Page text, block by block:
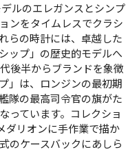
ルのエレガンスとシンプ
ンをタイムレスでクラシ
らの時計には、卓越した
ップ」の歴史的モデルへ
後半からブランドを象徴
」は、ロンジンの最初期
隊の最高司令官の旗がた
っています。コレクショ
ダリオンに手作業で描か
のケースバックにあしら